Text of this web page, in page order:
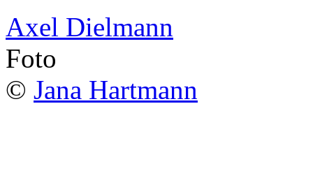
Axel Dielmann
Foto
© Jana Hartmann